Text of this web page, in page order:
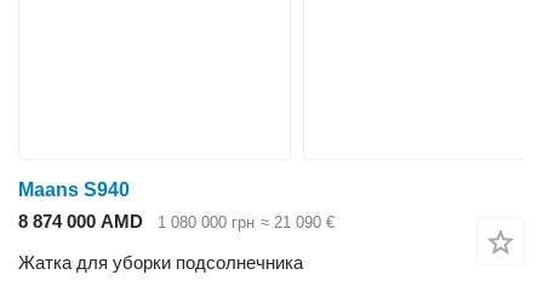
Maans S940
8 874 000 AMD
1 080 000 грн ≈ 21 090 €
Жатка для уборки подсолнечника